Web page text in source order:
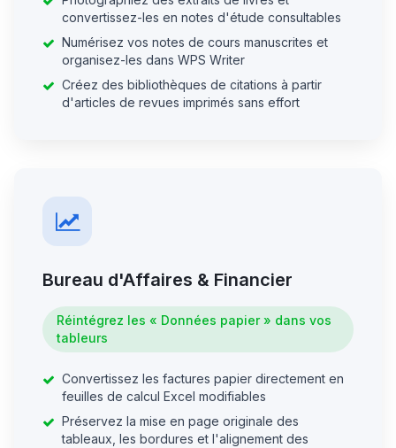
convertissez-les en notes d'étude consultables
Numérisez vos notes de cours manuscrites et
organisez-les dans WPS Writer
Créez des bibliothèques de citations à partir
d'articles de revues imprimés sans effort
Bureau d'Affaires & Financier
Réintégrez les « Données papier » dans vos
tableurs
Convertissez les factures papier directement en
feuilles de calcul Excel modifiables
Préservez la mise en page originale des
tableaux, les bordures et l'alignement des